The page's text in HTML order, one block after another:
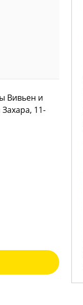
Вивьен и
11-